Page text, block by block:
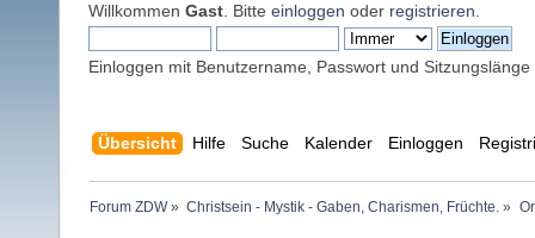
Willkommen Gast . Bitte einloggen oder registrieren
Einloggen mit Benutzername, Passwort und Sitzungslänge
Übersicht Hilfe Suche Kalender Einloggen
Forum ZDW» Christsein - Mystik - Gaben, Charismen, Früchte. »